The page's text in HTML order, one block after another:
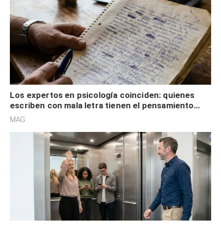
Los expertos en psicología coinciden: quienes
escriben con mala letra tienen el pensamiento
acelerado y no lo hacen por desinterés
MAG.